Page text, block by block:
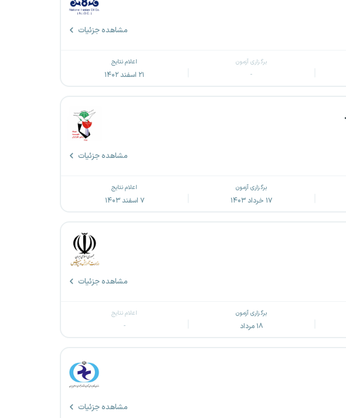
مشاهده جزئیات
برگزاری آزمون
-
اعلام نتایج
۲۱ اسفند ۱۴۰۲
مشاهده جزئیات
برگزاری آزمون
۱۷ خرداد ۱۴۰۳
اعلام نتایج
۷ اسفند ۱۴۰۳
مشاهده جزئیات
برگزاری آزمون
۱۸ مرداد
اعلام نتایج
-
مشاهده جزئیات